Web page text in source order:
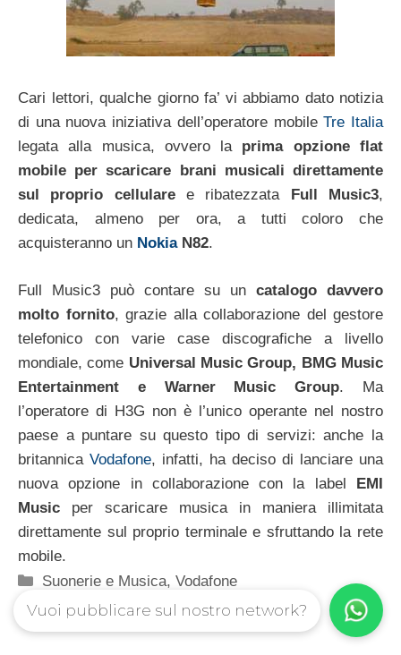
Cari lettori, qualche giorno fa’ vi abbiamo dato notizia
di una nuova iniziativa dell’operatore mobileTre Italia
legata alla musica, ovvero la prima opzione flat
mobile per scaricare brani musicali direttamente
sul proprio cellularee ribatezzata Full Music3,
dedicata, almeno per ora, a tutti coloro che
acquisteranno un NokiaN82.
Full Music3 può contare su un catalogo davvero
molto fornito, grazie alla collaborazione del gestore
telefonico con varie case discografiche a livello
mondiale, come Universal Music Group, BMG Music
Entertainment e Warner Music Group. Ma
l’operatore di H3G non è l’unico operante nel nostro
paese a puntare su questo tipo di servizi: anche la
britannica Vodafone, infatti, ha deciso di lanciare una
nuova opzione in collaborazione con la label EMI
Music per scaricare musica in maniera illimitata
direttamente sul proprio terminale e sfruttando la rete
mobile.
Categorie
Suonerie e Musica,Vodafone
Vuoi pubblicare sul nostro network?